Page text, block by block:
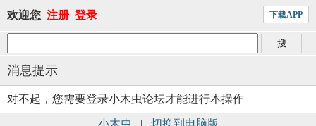
欢迎您 注册 登录 下载APP
消息提示
对不起，您需要登录小木虫论坛才能进行本操作
小木虫 | 切换到电脑版